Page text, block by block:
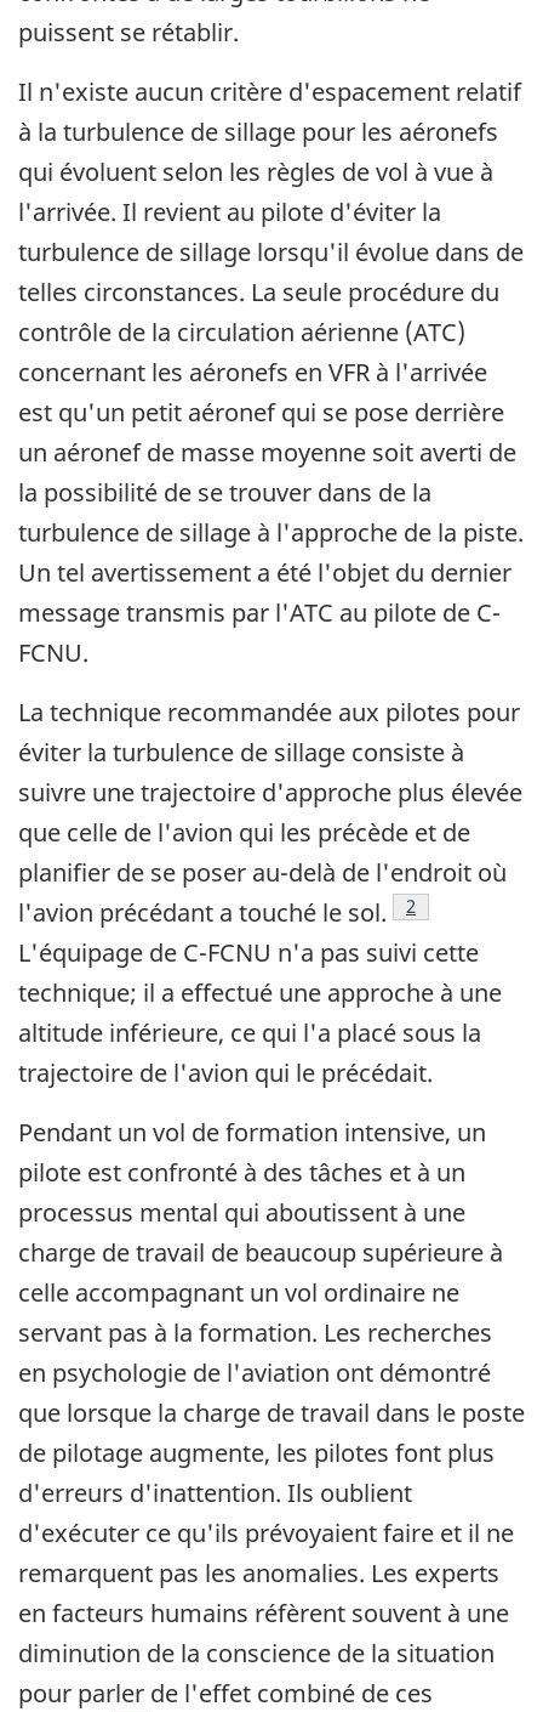
puissent se rétablir.
Il n'existe aucun critère d'espacement relatif
à la turbulence de sillage pour les aéronefs
qui évoluent selon les règles de vol à vue à
l'arrivée. Il revient au pilote d'éviter la
turbulence de sillage lorsqu'il évolue dans de
telles circonstances. La seule procédure du
contrôle de la circulation aérienne (ATC)
concernant les aéronefs en VFR à l'arrivée
est qu'un petit aéronef qui se pose derrière
un aéronef de masse moyenne soit averti de
la possibilité de se trouver dans de la
turbulence de sillage à l'approche de la piste.
Un tel avertissement a été l'objet du dernier
message transmis par l'ATC au pilote de C-
FCNU.
La technique recommandée aux pilotes pour
éviter la turbulence de sillage consiste à
suivre une trajectoire d'approche plus élevée
que celle de l'avion qui les précède et de
planifier de se poser au-delà de l'endroit où
l'avion précédant a touché le sol.
Note de bas de
2
L'équipage de C-FCNU n'a pas suivi cette
technique; il a effectué une approche à une
altitude inférieure, ce qui l'a placé sous la
trajectoire de l'avion qui le précédait.
Pendant un vol de formation intensive, un
pilote est confronté à des tâches et à un
processus mental qui aboutissent à une
charge de travail de beaucoup supérieure à
celle accompagnant un vol ordinaire ne
servant pas à la formation. Les recherches
en psychologie de l'aviation ont démontré
que lorsque la charge de travail dans le poste
de pilotage augmente, les pilotes font plus
d'erreurs d'inattention. Ils oublient
d'exécuter ce qu'ils prévoyaient faire et il ne
remarquent pas les anomalies. Les experts
en facteurs humains réfèrent souvent à une
diminution de la conscience de la situation
pour parler de l'effet combiné de ces